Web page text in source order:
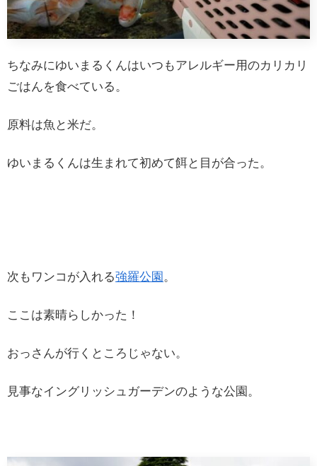
ちなみにゆいまるくんはいつもアレルギー用のカリカリ
ごはんを食べている。
原料は魚と米だ。
ゆいまるくんは生まれて初めて餌と目が合った。
次もワンコが入れる強羅公園 。
ここは素晴らしかった！
おっさんが行くところじゃない。
見事なイングリッシュガーデンのような公園。